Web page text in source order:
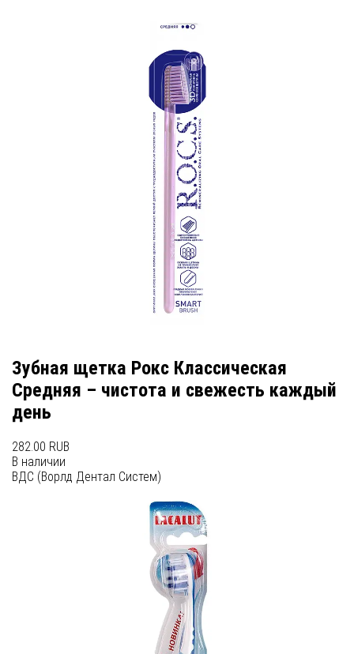
Зубная щетка Рокс Классическая
Средняя – чистота и свежесть каждый
день
282.00 RUB
В наличии
ВДС (Ворлд Дентал Систем)